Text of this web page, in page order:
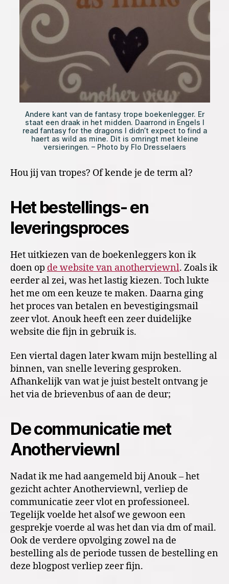
Andere kant van de fantasy trope boekenlegger. Er
staat een draak in het midden. Daarrond in Engels I
read fantasy for the dragons I didn’t expect to find a
haert as wild as mine. Dit is omringt met kleine
versieringen. – Photo by Flo Dresselaers
Hou jij van tropes? Of kende je de term al?
Het bestellings- en
leveringsproces
Het uitkiezen van de boekenleggers kon ik
doen op de website van anotherviewnl. Zoals ik
eerder al zei, was het lastig kiezen. Toch lukte
het me om een keuze te maken. Daarna ging
het proces van betalen en bevestigingsmail
zeer vlot. Anouk heeft een zeer duidelijke
website die fijn in gebruik is.
Een viertal dagen later kwam mijn bestelling al
binnen, van snelle levering gesproken.
Afhankelijk van wat je juist bestelt ontvang je
het via de brievenbus of aan de deur;
De communicatie met
Anotherviewnl
Nadat ik me had aangemeld bij Anouk – het
gezicht achter Anotherviewnl, verliep de
communicatie zeer vlot en professioneel.
Tegelijk voelde het alsof we gewoon een
gesprekje voerde al was het dan via dm of mail.
Ook de verdere opvolging zowel na de
bestelling als de periode tussen de bestelling en
deze blogpost verliep zeer fijn.